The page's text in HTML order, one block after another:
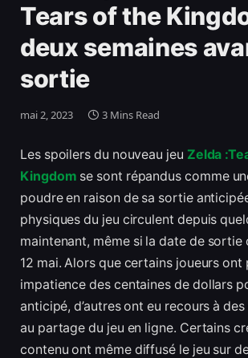
Tears of the
deux semaines
sortie
mai 2, 2023 3 Mins Read
Les spoilers du nouveau jeu Zelda
Kingdom se sont répandus comme
poudre en raison de sa sortie
physiques du jeu circulent depuis
maintenant, même si la date de
12 mai. Alors que certains joueurs ont
impatience des centaines de dollars
anticipé, d’autres ont eu recours à
au partage du jeu en ligne. Certains
contenu ont même diffusé le jeu sur